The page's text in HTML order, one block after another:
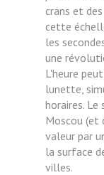
crans et
cette
les
une
L'heure
lunette,
horaires.
Moscou (et
valeur par
la surface
villes.